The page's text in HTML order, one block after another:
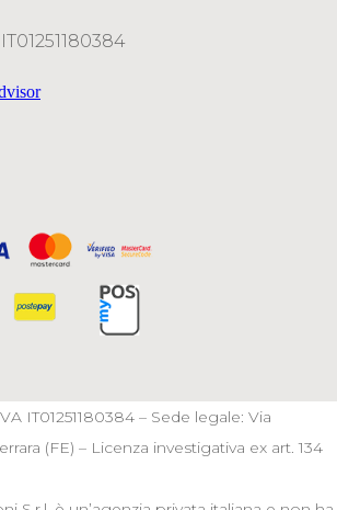
IT01251180384
IT01251180384 – Sede legale: Via
(FE) – Licenza investigativa ex art. 134